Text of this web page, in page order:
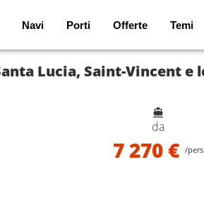
Navi Porti Offerte Temi
da
7 270 € /pers